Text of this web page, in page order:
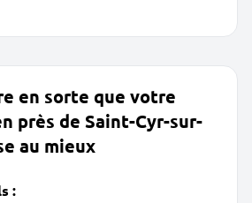
en sorte que votre
près de Saint-Cyr-sur-
au mieux
: